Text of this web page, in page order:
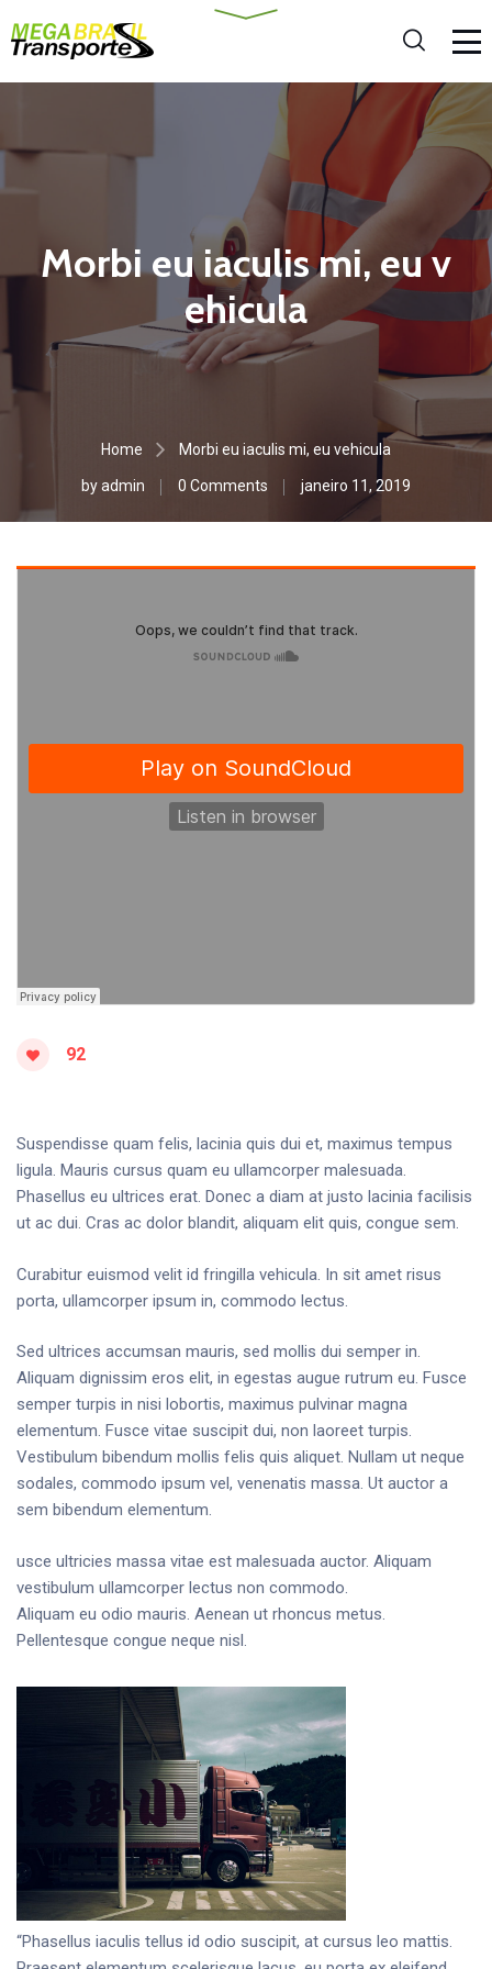
Morbi eu iaculis mi, eu v
ehicula
Home Morbi eu iaculis mi, eu vehicula
byadmin 0 Comments janeiro 11, 2019
92
Suspendisse quam felis, lacinia quis dui et, maximus tempus
ligula. Mauris cursus quam eu ullamcorper malesuada.
Phasellus eu ultrices erat. Donec a diam at justo lacinia facilisis
ut ac dui. Cras ac dolor blandit, aliquam elit quis, congue sem.
Curabitur euismod velit id fringilla vehicula. In sit amet risus
porta, ullamcorper ipsum in, commodo lectus.
Sed ultrices accumsan mauris, sed mollis dui semper in.
Aliquam dignissim eros elit, in egestas augue rutrum eu. Fusce
semper turpis in nisi lobortis, maximus pulvinar magna
elementum. Fusce vitae suscipit dui, non laoreet turpis.
Vestibulum bibendum mollis felis quis aliquet. Nullam ut neque
sodales, commodo ipsum vel, venenatis massa. Ut auctor a
sem bibendum elementum.
usce ultricies massa vitae est malesuada auctor. Aliquam
vestibulum ullamcorper lectus non commodo.
Aliquam eu odio mauris. Aenean ut rhoncus metus.
Pellentesque congue neque nisl.
“Phasellus iaculis tellus id odio suscipit, at cursus leo mattis.